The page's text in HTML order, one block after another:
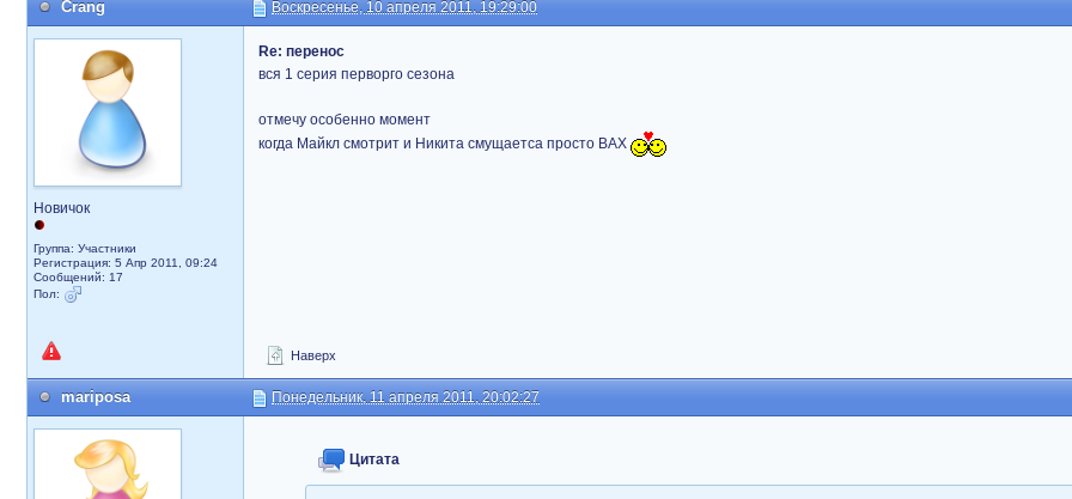
Crang Воскресенье, 10 апреля 2011, 19:29:00
Новичок
Группа: Участники
Регистрация: 5 Апр 2011, 09:24
Сообщений: 17
Пол:
Re: перенос
вся 1 серия перворго сезона
отмечу особенно момент
когда Майкл смотрит и Никита смущаетса просто ВАХ
Наверх
mariposa Понедельник, 11 апреля 2011, 20:02:27
Цитата